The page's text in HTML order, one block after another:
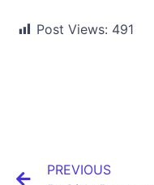
Post Views: 491
PREVIOUS